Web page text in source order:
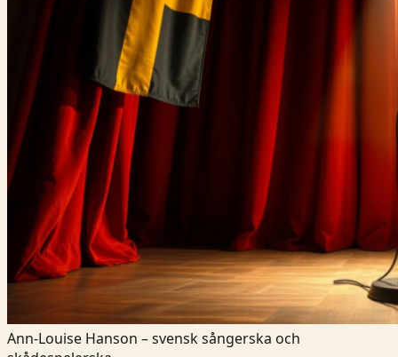
Ann-Louise Hanson – svensk sångerska och